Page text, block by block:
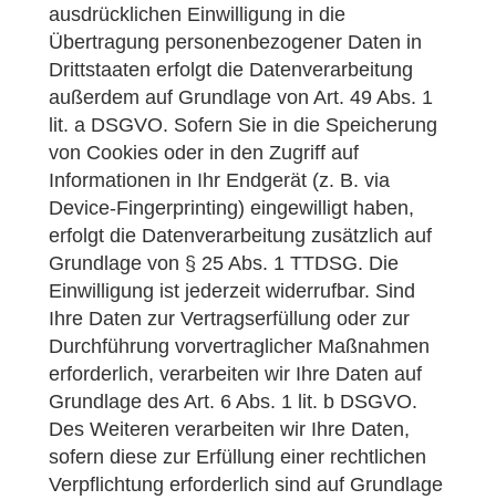
ausdrücklichen Einwilligung in die
Übertragung personenbezogener Daten in
Drittstaaten erfolgt die Datenverarbeitung
außerdem auf Grundlage von Art. 49 Abs. 1
lit. a DSGVO. Sofern Sie in die Speicherung
von Cookies oder in den Zugriff auf
Informationen in Ihr Endgerät (z. B. via
Device-Fingerprinting) eingewilligt haben,
erfolgt die Datenverarbeitung zusätzlich auf
Grundlage von § 25 Abs. 1 TTDSG. Die
Einwilligung ist jederzeit widerrufbar. Sind
Ihre Daten zur Vertragserfüllung oder zur
Durchführung vorvertraglicher Maßnahmen
erforderlich, verarbeiten wir Ihre Daten auf
Grundlage des Art. 6 Abs. 1 lit. b DSGVO.
Des Weiteren verarbeiten wir Ihre Daten,
sofern diese zur Erfüllung einer rechtlichen
Verpflichtung erforderlich sind auf Grundlage